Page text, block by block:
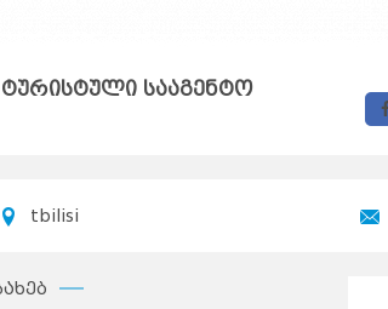
ტურისტული სააგენტო
tbilisi